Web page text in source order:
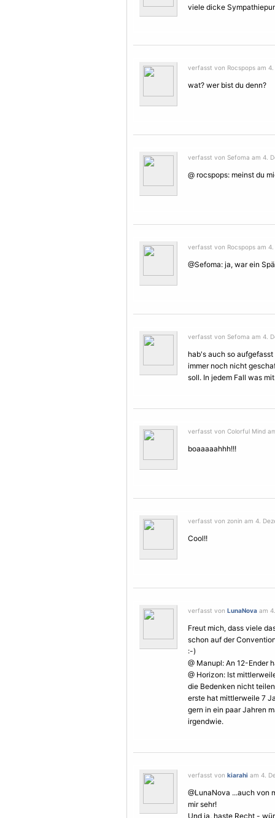
viele dicke
verfasst von Rocspops am
wat? wer bist du denn?
verfasst von Sefoma am 4.
@ rocspops: meinst du
verfasst von Rocspops am
@Sefoma: ja, war ein
verfasst von Sefoma am 4.
hab's auch so
immer noch nicht
soll. In jedem Fall was
verfasst von Colorful Mind
boaaaaahhh!!!
verfasst von zonin am 4.
Cool!!
verfasst von LunaNova am
Freut mich, dass viele
schon auf der
:-)
@ Manupl: An 12-Ender
@ Horizon: Ist
die Bedenken nicht
erste hat mittlerweile 7
gern in ein paar Jahren
irgendwie.
verfasst von kiarahi am 4.
@LunaNova ...auch von
mir sehr!
Und ja, haste Recht -